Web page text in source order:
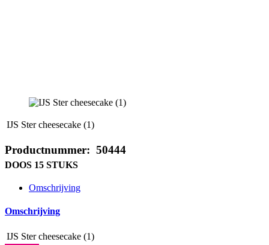
IJS Ster cheesecake (1)
Productnummer: 50444
DOOS 15 STUKS
Omschrijving
Omschrijving
IJS Ster cheesecake (1)